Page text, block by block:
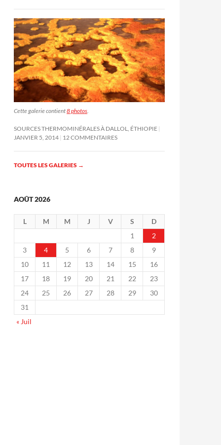
Cette galerie contient8 photos
SOURCES THERMOMINÉRALES À DALLOL, ÉTHIOPIE
JANVIER 5, 2014 12 COMMENTAIRES
TOUTES LES GALERIES →
AOÛT 2026
L M M J V S
D
1
2
3
4 5 6 7 8
9
10
11 12 13 14 15
16
17
18 19 20 21 22
23
24
25 26 27 28 29
30
31
« Juil